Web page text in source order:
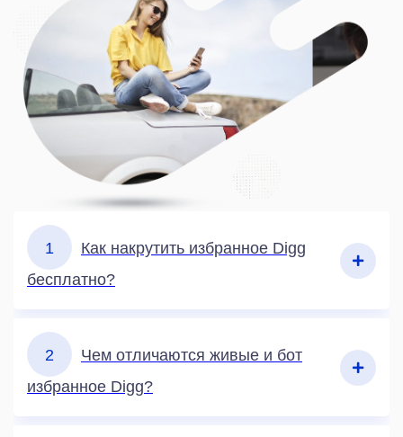
1
Как накрутить избранное Digg
бесплатно?
2
Чем отличаются живые и бот
избранное Digg?